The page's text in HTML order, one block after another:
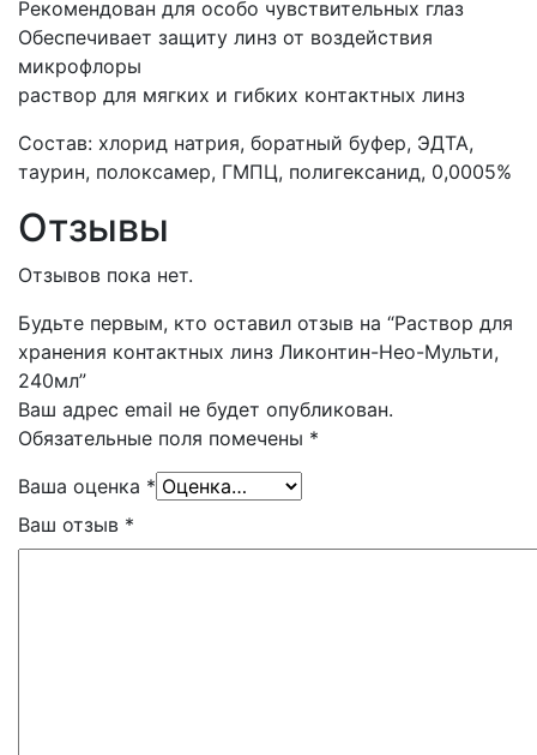
Рекомендован для особо чувствительных глаз
Обеспечивает защиту линз от воздействия
микрофлоры
раствор для мягких и гибких контактных линз
Состав: хлорид натрия, боратный буфер, ЭДТА,
таурин, полоксамер, ГМПЦ, полигексанид, 0,0005%
Отзывы
Отзывов пока нет.
Будьте первым, кто оставил отзыв на “Раствор для
хранения контактных линз Ликонтин-Нео-Мульти,
240мл”
Ваш адрес email не будет опубликован.
Обязательные поля помечены *
Ваша оценка *
Ваш отзыв *